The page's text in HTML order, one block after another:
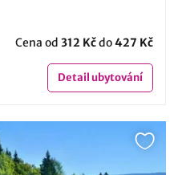
Cena od 312 Kčdo427 Kč
Detailubytování